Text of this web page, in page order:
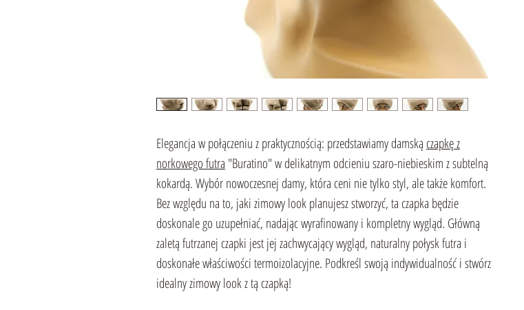
Elegancja w połączeniu z praktycznością: przedstawiamy damską czapkę z
norkowego futra "Buratino" w delikatnym odcieniu szaro-niebieskim z subtelną
kokardą. Wybór nowoczesnej damy, która ceni nie tylko styl, ale także komfort.
Bez względu na to, jaki zimowy look planujesz stworzyć, ta czapka będzie
doskonale go uzupełniać, nadając wyrafinowany i kompletny wygląd. Główną
zaletą futrzanej czapki jest jej zachwycający wygląd, naturalny połysk futra i
doskonałe właściwości termoizolacyjne. Podkreśl swoją indywidualność i stwórz
idealny zimowy look z tą czapką!